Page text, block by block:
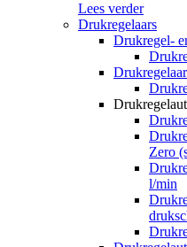
Lees verder
Drukregelaars
Drukregel-
Zero
l/min